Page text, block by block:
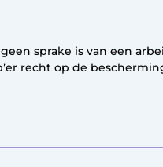
sprake is van een
recht op de